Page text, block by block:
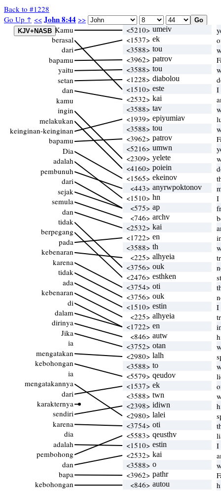
Back to #1228
Go Up ↑ << John 8:44 >>
Kamu
berasal
dari
bapamu
yaitu
setan
dan
kamu
ingin
melakukan
keinginan-keinginan
bapamu
Dia
adalah
pembunuh
dari
sejak
semula
dan
tidak
berpegang
pada
kebenaran
karena
tidak
ada
kebenaran
di
dalam
dirinya
Jika
ia
mengatakan
kebohongan
ia
mengatakannya
dari
karakternya
sendiri
karena
dia
adalah
pembohong
dan
bapa
kebohongan
<5210> umeiv
<1537> ek
<3588> tou
<3962> patrov
<3588> tou
<1228> diabolou
<1510> este
I
<2532> kai
<3588> tav
<1939> epiyumiav
<3588> tou
<3962> patrov
<5216> umwn
<2309> yelete
<4160> poiein
<1565> ekeinov
<443> anyrwpoktonov
<1510> hn
I
<575> ap
<746> archv
<2532> kai
<1722> en
<3588> th
<225> alhyeia
<3756> ouk
<2476> esthken
<3754> oti
<3756> ouk
<1510> estin
I
<225> alhyeia
<1722> en
<846> autw
<3752> otan
<2980> lalh
<3588> to
<5579> qeudov
<1537> ek
<3588> twn
<2398> idiwn
<2980> lalei
<3754> oti
<5583> qeusthv
<1510> estin
I
<2532> kai
<3588> o
<3962> pathr
<846> autou